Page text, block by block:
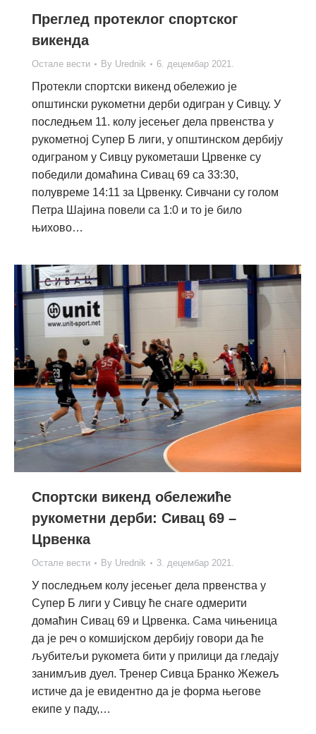
Преглед протеклог спортског
викенда
Остале вести By Urednik 6. децембар 2021.
Протекли спортски викенд обележио је
општински рукометни дерби одигран у Сивцу. У
последњем 11. колу јесењег дела првенства у
рукометној Супер Б лиги, у општинском дербију
одиграном у Сивцу рукометаши Црвенке су
победили домаћина Сивац 69 са 33:30,
полувреме 14:11 за Црвенку. Сивчани су голом
Петра Шајина повели са 1:0 и то је било
њихово…
Спортски викенд обележиће
рукометни дерби: Сивац 69 –
Црвенка
Остале вести By Urednik 3. децембар 2021.
У последњем колу јесењег дела првенства у
Супер Б лиги у Сивцу ће снаге одмерити
домаћин Сивац 69 и Црвенка. Сама чињеница
да је реч о комшијском дербију говори да ће
љубитељи рукомета бити у прилици да гледају
занимљив дуел. Тренер Сивца Бранко Жежељ
истиче да је евидентно да је форма његове
екипе у паду,…